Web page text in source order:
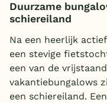
Duurzame
schiereiland
Na een heerlijk
een stevige
een van de
vakantiebungalows
een schiereiland.